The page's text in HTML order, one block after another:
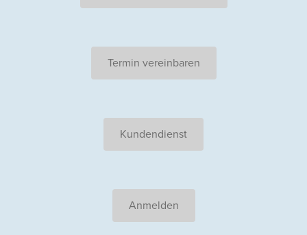
Termin vereinbaren
Kundendienst
Anmelden